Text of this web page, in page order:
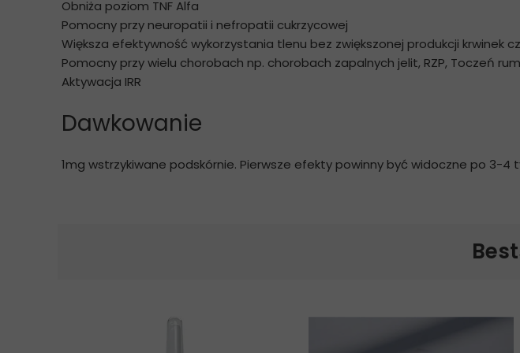
Obniża poziom TNF Alfa
Pomocny przy neuropatii i nefropatii cukrzycowej
Większa efektywność wykorzystania tlenu bez zwiększonej produkcji krwinek
Pomocny przy wielu chorobach np. chorobach zapalnych jelit, RZP, Toczeń
Aktywacja IRR
Dawkowanie
1mg wstrzykiwane podskórnie. Pierwsze efekty powinny być widoczne po 3-